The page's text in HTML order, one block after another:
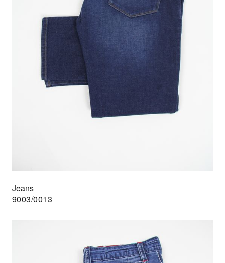
Jeans
9003/0013